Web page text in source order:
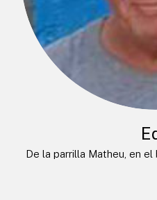
De la parrilla Matheu, en